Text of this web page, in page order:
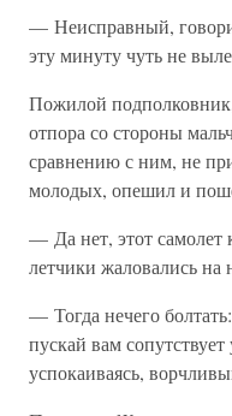
— Неисправный,
эту минуту чуть не
Пожилой
отпора со стороны
сравнению с ним, не
молодых, опешил и
— Да нет, этот самолет
летчики жаловались на
— Тогда нечего
пускай вам
успокаиваясь,